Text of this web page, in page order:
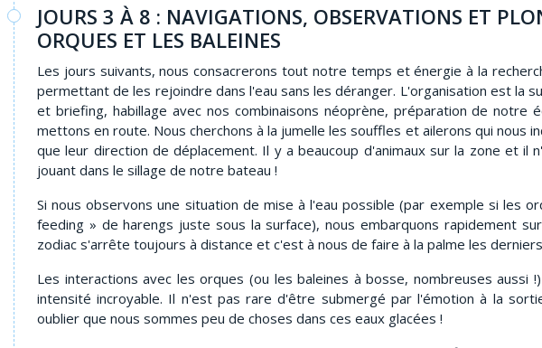
JOURS 3 À 8 : NAVIGATIONS, OBSERVATIONS ET
ORQUES ET LES BALEINES
Les jours suivants, nous consacrerons tout notre temps et énergie à la
permettant de les rejoindre dans l'eau sans les déranger. L'organisation est la
et briefing, habillage avec nos combinaisons néoprène, préparation de notre
mettons en route. Nous cherchons à la jumelle les souffles et ailerons qui nous
que leur direction de déplacement. Il y a beaucoup d'animaux sur la zone et
jouant dans le sillage de notre bateau !
Si nous observons une situation de mise à l'eau possible (par exemple si les
feeding » de harengs juste sous la surface), nous embarquons rapidement
zodiac s'arrête toujours à distance et c'est à nous de faire à la palme les
Les interactions avec les orques (ou les baleines à bosse, nombreuses aussi
intensité incroyable. Il n'est pas rare d'être submergé par l'émotion à la
oublier que nous sommes peu de choses dans ces eaux glacées !